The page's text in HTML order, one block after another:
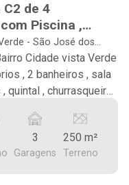
C2 de 4
Piscina ,
Verde.- São José dos
Cidade vista Verde
, 2 banheiros , sala
quintal , churrasqueira
3
Garagens
250 m²
Terreno